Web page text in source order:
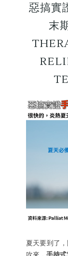
惡搞實
末
夏天要到了
吹來， 手持